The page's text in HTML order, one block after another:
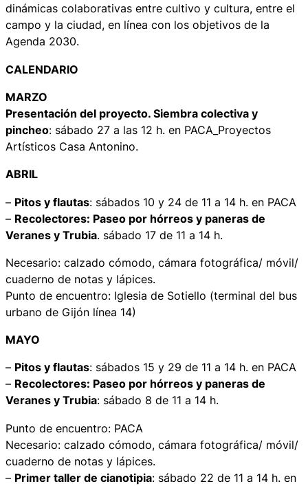
dinámicas colaborativas entre cultivo y cultura, entre el
campo y la ciudad, en línea con los objetivos de la
Agenda 2030.
CALENDARIO
MARZO
Presentación del proyecto. Siembra colectiva y
pincheo: sábado 27 a las 12 h. en PACA_Proyectos
Artísticos Casa Antonino.
ABRIL
– Pitos y flautas: sábados 10 y 24 de 11 a 14 h. en PACA
– Recolectores: Paseo por hórreos y paneras de
Veranes y Trubia. sábado 17 de 11 a 14 h.
Necesario: calzado cómodo, cámara fotográfica/ móvil/
cuaderno de notas y lápices.
Punto de encuentro: Iglesia de Sotiello (terminal del bus
urbano de Gijón línea 14)
MAYO
– Pitos y flautas: sábados 15 y 29 de 11 a 14 h. en PACA
– Recolectores: Paseo por hórreos y paneras de
Veranes y Trubia: sábado 8 de 11 a 14 h.
Punto de encuentro: PACA
Necesario: calzado cómodo, cámara fotográfica/ móvil/
cuaderno de notas y lápices.
– Primer taller de cianotipia: sábado 22 de 11 a 14 h. en